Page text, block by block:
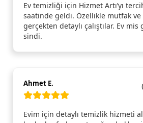
Ev temizliği için Hizmet Artı’yı
saatinde geldi. Özellikle mutfak ve
gerçekten detaylı çalıştılar. Ev
sindi.
Ahmet E.
Evim için detaylı temizlik hizmeti